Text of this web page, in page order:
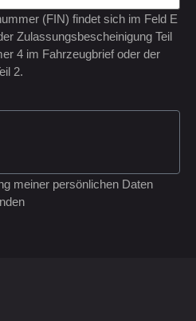
(FIN) findet sich im Feld E
Zulassungsbescheinigung Teil
4 im Fahrzeugbrief oder der
2.
meiner persönlichen Daten